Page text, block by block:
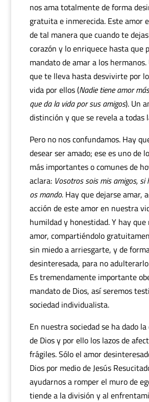
nos ama totalmente de forma
gratuita e inmerecida. Este amor
de tal manera que cuando te
corazón y lo enriquece hasta que
mandato de amar a los
que te lleva hasta desvivirte por
vida por ellos (Nadie tiene amor
que da la vida por sus amigos). Un
distinción y que se revela a todas
Pero no nos confundamos. Hay
desear ser amado; ese es uno de
más importantes o comunes de
aclara: Vosotros sois mis amigos, si
os mando. Hay que dejarse amar,
acción de este amor en nuestra
humildad y honestidad. Y hay
amor, compartiéndolo
sin miedo a arriesgarte, y de
desinteresada, para no
Es tremendamente importante
mandato de Dios, así seremos
sociedad individualista.
En nuestra sociedad se ha dado
de Dios y por ello los lazos de
frágiles. Sólo el amor
Dios por medio de Jesús
ayudarnos a romper el muro de
tiende a la división y al